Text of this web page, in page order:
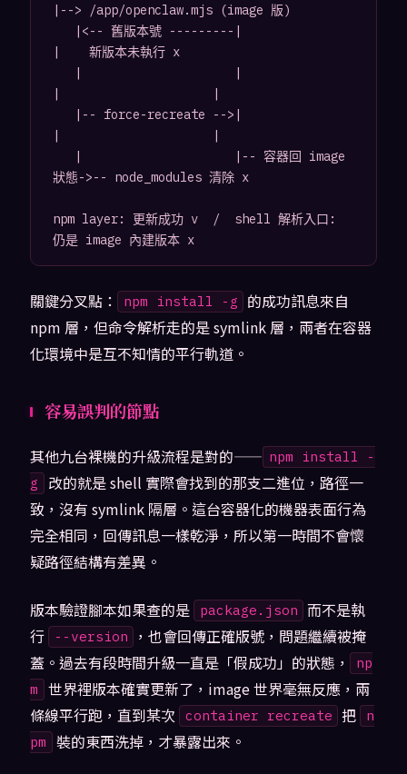
|--> /app/openclaw.mjs (image 版)
|    新版本未執行 x
|                     |
|                     |
狀態->-- node_modules 清除 x
npm layer: 更新成功 v  /  shell 解析入口:
仍是 image 內建版本 x
關鍵分叉點： npm install -g
的成功訊息來自
npm 層，但命令解析走的是 symlink 層，兩者在容器
化環境中是互不知情的平行軌道。
容易誤判的節點
其他九台裸機的升級流程是對的—— npm install -
g
改的就是 shell 實際會找到的那支二進位，路徑一
致，沒有 symlink 隔層。這台容器化的機器表面行為
完全相同，回傳訊息一樣乾淨，所以第一時間不會懷
疑路徑結構有差異。
版本驗證腳本如果查的是 package.json 而不是執
行
--version
，也會回傳正確版號，問題繼續被掩
蓋。過去有段時間升級一直是「假成功」的狀態，
np
m
世界裡版本確實更新了，image 世界毫無反應，兩
條線平行跑，直到某次
container recreate 把
n
pm
裝的東西洗掉，才暴露出來。